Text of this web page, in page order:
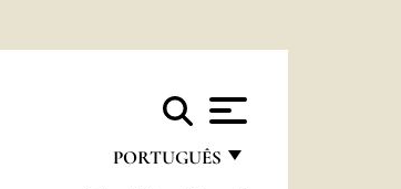
PORTUGUÊS